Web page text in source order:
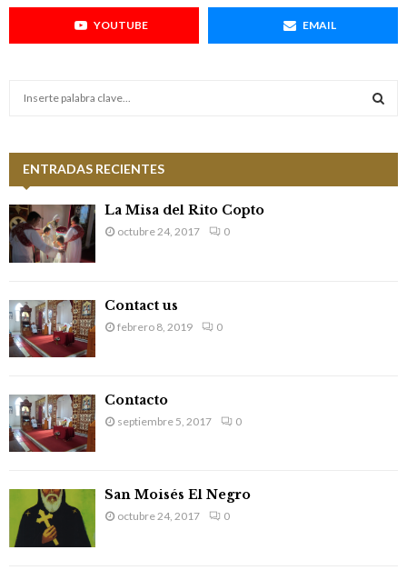
YOUTUBE EMAIL
h
f
o
r
:
ENTRADAS RECIENTES
La Misa del Rito Copto
octubre 24, 2017 0
Contact us
febrero 8, 2019 0
Contacto
septiembre 5, 2017 0
San Moisés El Negro
octubre 24, 2017 0